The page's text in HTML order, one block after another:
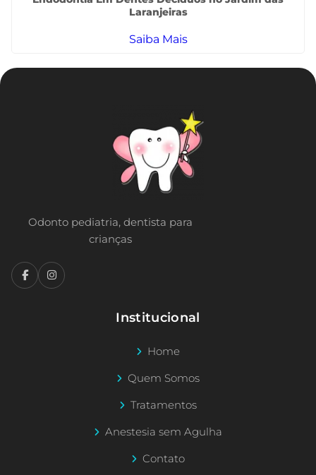
Laranjeiras
Saiba Mais
Odonto pediatria, dentista para
crianças
Institucional
Home
Quem Somos
Tratamentos
Anestesia sem Agulha
Contato